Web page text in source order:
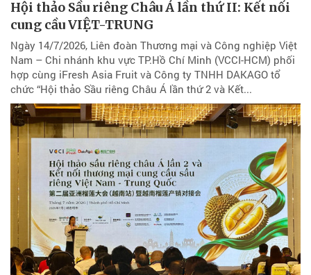
Hội thảo Sầu riêng Châu Á lần thứ II: Kết nối
cung cầu VIỆT-TRUNG
Ngày 14/7/2026, Liên đoàn Thương mại và Công nghiệp Việt
Nam – Chi nhánh khu vực TP.Hồ Chí Minh (VCCI-HCM) phối
hợp cùng iFresh Asia Fruit và Công ty TNHH DAKAGO tổ
chức “Hội thảo Sầu riêng Châu Á lần thứ 2 và Kết...